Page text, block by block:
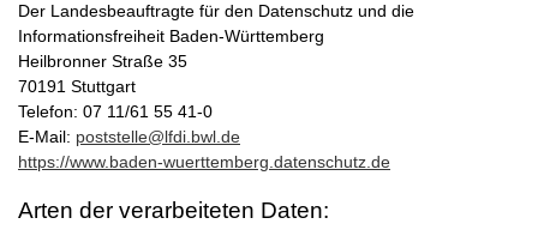
Der Landesbeauftragte für den Datenschutz und die
Informationsfreiheit Baden-Württemberg
Heilbronner Straße 35
70191 Stuttgart
Telefon: 07 11/61 55 41-0
E-Mail: poststelle@lfdi.bwl.de
https://www.baden-wuerttemberg.datenschutz.de
Arten der verarbeiteten Daten: